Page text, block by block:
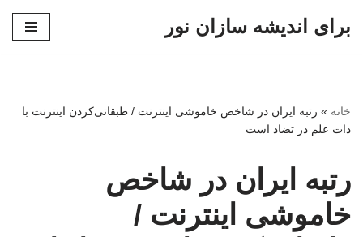
برای اندیشه سازان نور
خانه » رتبه ایران در شاخص خاموشی اینترنت / طبقاتی‌کردن اینترنت با
ذات علم در تضاد است
رتبه ایران در شاخص
خاموشی اینترنت /